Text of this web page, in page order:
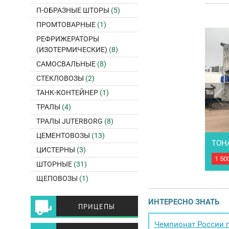
1
ИНТЕРЕСНО ЗНАТЬ
Чемпионат России
П-ОБРАЗНЫЕ ШТОРЫ (5)
ПРОМТОВАРНЫЕ (1)
РЕФРИЖЕРАТОРЫ
(ИЗОТЕРМИЧЕСКИЕ) (8)
САМОСВАЛЬНЫЕ (8)
СТЕКЛОВОЗЫ (2)
ТАНК-КОНТЕЙНЕР (1)
ТРАЛЫ (4)
ТРАЛЫ JUTERBORG (8)
ЦЕМЕНТОВОЗЫ (13)
ЦИСТЕРНЫ (3)
ШТОРНЫЕ (31)
ЩЕПОВОЗЫ (1)
ПРИЦЕПЫ